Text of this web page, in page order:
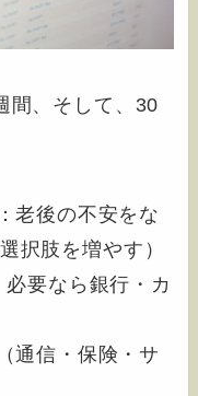
間、そして、30
老後の不安をな
択肢を増やす）
要なら銀行・カ
通信・保険・サ